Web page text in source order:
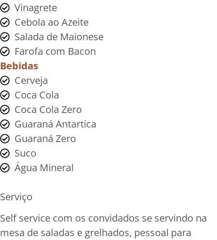
Vinagrete
Cebola ao Azeite
Salada de Maionese
Farofa com Bacon
Bebidas
Cerveja
Coca Cola
Coca Cola Zero
Guaraná Antartica
Guaraná Zero
Suco
Água Mineral
Serviço
Self service com os convidados se servindo na
mesa de saladas e grelhados, pessoal para